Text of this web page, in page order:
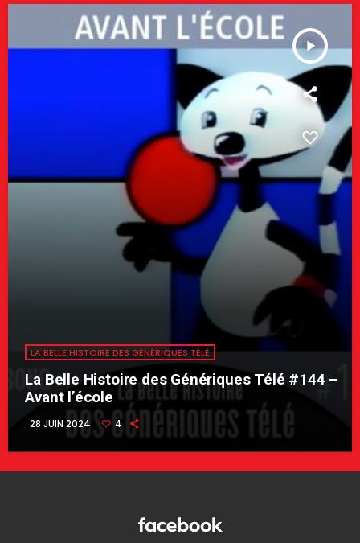
play_arrow
LA BELLE HISTOIRE DES GÉNÉRIQUES TÉLÉ
La Belle Histoire des Génériques Télé #144 –
Avant l’école
28 JUIN 2024 4